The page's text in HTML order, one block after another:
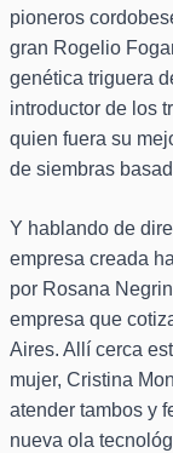
pioneros
gran Rogelio
genética triguera
introductor de los
quien fuera su
de siembras
Y hablando de
empresa creada
por Rosana
empresa que
Aires. Allí cerca
mujer, Cristina
atender tambos y
nueva ola